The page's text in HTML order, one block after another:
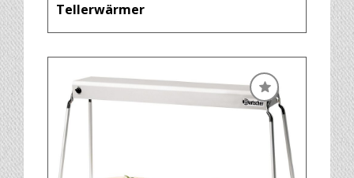
Tellerwärmer